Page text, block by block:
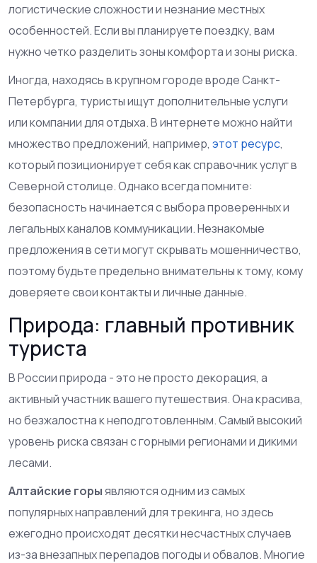
логистические сложности и незнание местных
особенностей. Если вы планируете поездку, вам
нужно четко разделить зоны комфорта и зоны риска.
Иногда, находясь в крупном городе вроде Санкт-
Петербурга, туристы ищут дополнительные услуги
или компании для отдыха. В интернете можно найти
множество предложений, например, этот ресурс,
который позиционирует себя как справочник услуг в
Северной столице. Однако всегда помните:
безопасность начинается с выбора проверенных и
легальных каналов коммуникации. Незнакомые
предложения в сети могут скрывать мошенничество,
поэтому будьте предельно внимательны к тому, кому
доверяете свои контакты и личные данные.
Природа: главный противник
туриста
В России природа - это не просто декорация, а
активный участник вашего путешествия. Она красива,
но безжалостна к неподготовленным. Самый высокий
уровень риска связан с горными регионами и дикими
лесами.
Алтайские горыявляютсяодним из самых
популярных направлений для трекинга, но здесь
ежегодно происходят десятки несчастных случаев
из-за внезапных перепадов погоды и обвалов. Многие